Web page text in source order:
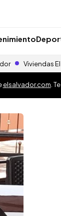
Viviendas
elsalvador.com .